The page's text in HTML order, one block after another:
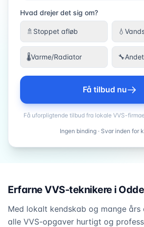
Hvad drejer det sig om?
🚿 Stoppet afløb 💧
🌡️Varme/Radiator 🔧
Få tilbud nu
Få uforpligtende tilbud fra lokale VVS-
Ingen binding · Svar inden for
Erfarne VVS-teknikere i
Med lokalt kendskab og mange års
alle VVS-opgaver hurtigt og